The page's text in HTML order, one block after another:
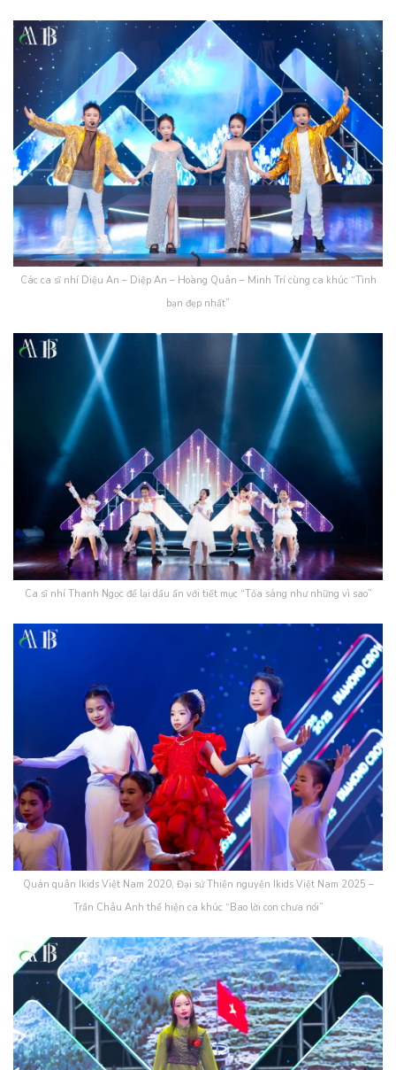
Các ca sĩ nhí Diệu An – Diệp An – Hoàng Quân – Minh Trí cùng ca khúc “Tình
bạn đẹp nhất”
Ca sĩ nhí Thanh Ngọc để lại dấu ấn với tiết mục “Tỏa sáng như những vì sao”
Quán quân Ikids Việt Nam 2020, Đại sứ Thiện nguyện Ikids Việt Nam 2025 –
Trần Châu Anh thể hiện ca khúc “Bao lời con chưa nói”